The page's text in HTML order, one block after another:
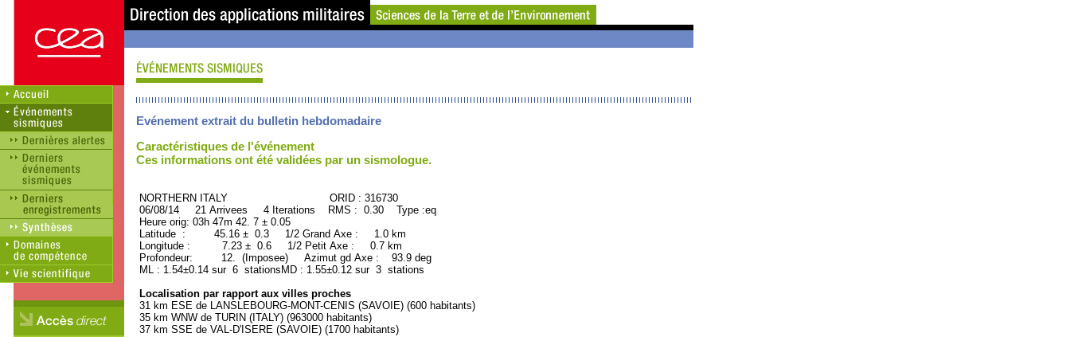
Evénement extrait du bulletin hebdomadaire
Caractéristiques de l'événement
Ces informations ont été validées par un sismologue.
NORTHERN ITALY ORID : 316730
06/08/14 21 Arrivees 4 Iterations RMS : 0.30 Type :eq
Heure orig: 03h 47m 42. 7 ± 0.05
Latitude : 45.16 ± 0.3 1/2 Grand Axe : 1.0 km
Longitude : 7.23 ± 0.6 1/2 Petit Axe : 0.7 km
Profondeur: 12. (Imposee) Azimut gd Axe : 93.9 deg
ML : 1.54±0.14 sur 6 stationsMD : 1.55±0.12 sur 3 stations
Localisation par rapport aux villes proches
31 km ESE de LANSLEBOURG-MONT-CENIS (SAVOIE) (600 habitants)
35 km WNW de TURIN (ITALY) (963000 habitants)
37 km SSE de VAL-D'ISERE (SAVOIE) (1700 habitants)